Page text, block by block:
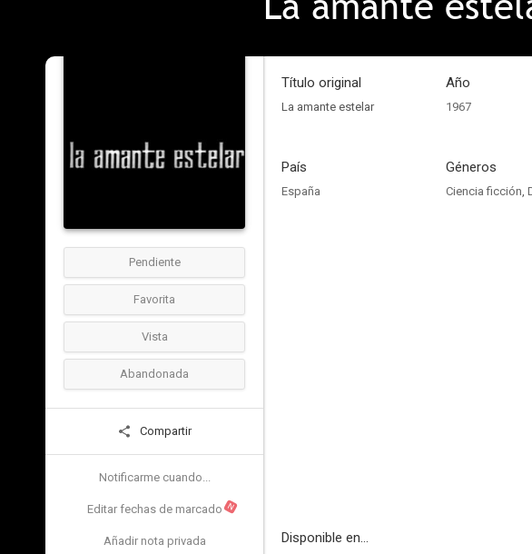
Pendiente
Favorita
Vista
Abandonada
Compartir
Notificarme cuando...
Editar fechas de marcado N
Añadir nota privada
Título original
La amante estelar
Año
1967
País
España
Géneros
Ciencia ficción,
Disponible en...